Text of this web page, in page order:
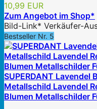
10,99 EUR
Zum Angebot im Shop*
Bild-Link* Verkäufer-
Bestseller Nr. 5
SUPERDANT Lavendel
Metallschild Lavendel
Blumen Metallschilder